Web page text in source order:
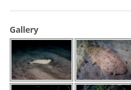
Gallery